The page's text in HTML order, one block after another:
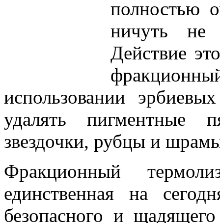
полностью
ничуть не
Действие
использовании
удалять пигментные
звездочки, рубцы и
Фракционный
единственная на
безопасного и